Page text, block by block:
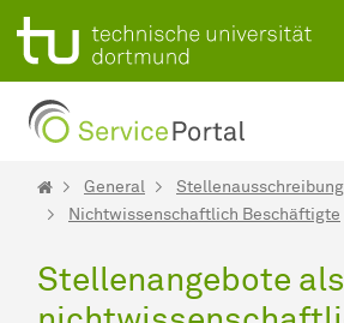
Skip to Main Content
General
Nichtwissenschaftlich Beschäftigte
Stellenangebote als